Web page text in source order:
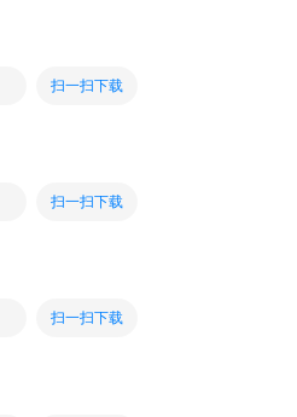
扫一扫下载
扫一扫下载
扫一扫下载